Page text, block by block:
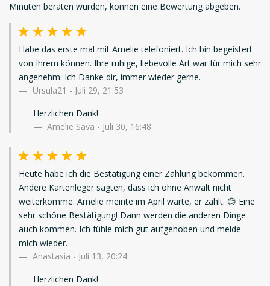
Minuten beraten wurden, können eine Bewertung abgeben.
Habe das erste mal mit Amelie telefoniert. Ich bin begeistert
von Ihrem können. Ihre ruhige, liebevolle Art war für mich sehr
angenehm. Ich Danke dir, immer wieder gerne.
Ursula21 - Juli 29, 21:53
Herzlichen Dank!
Amelie Sava - Juli 30, 16:48
Heute habe ich die Bestätigung einer Zahlung bekommen.
Andere Kartenleger sagten, dass ich ohne Anwalt nicht
weiterkomme. Amelie meinte im April warte, er zahlt. 😊 Eine
sehr schöne Bestätigung! Dann werden die anderen Dinge
auch kommen. Ich fühle mich gut aufgehoben und melde
mich wieder.
Anastasia - Juli 13, 20:24
Herzlichen Dank!